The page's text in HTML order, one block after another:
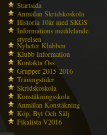
Startsida
Anmälan Skridskoskola
Historia 10år med SKGS
Informations meddelande
styrelsen
Nyheter Klubben
Klubb Information
Kontakta Oss
Grupper 2015-2016
Träningstider
Skridskoskola
Konståkningsskola
Anmälan Konståkning
Köp, Byt Och Sälj
Fikalista V2016